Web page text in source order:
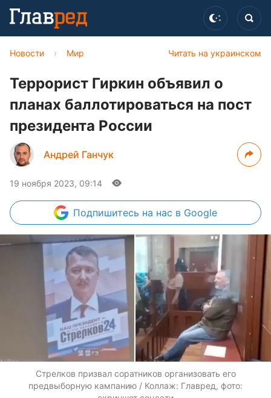
Читать на украинском
Новости › Мир
Террорист Гиркин объявил о
планах баллотироваться на пост
президента России
Андрей Ганчук
19 ноября 2023, 09:14
Подпишитесь на нас в Google
Стрелков призвал соратников организовать его
предвыборную кампанию / Коллаж: Главред, фото: